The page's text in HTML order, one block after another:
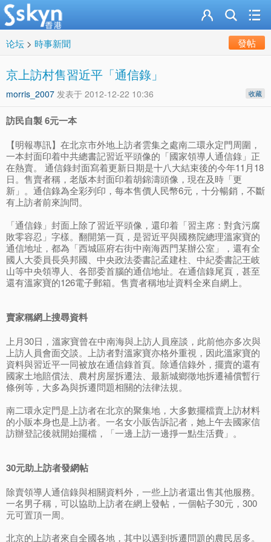
论坛 > 時事新聞 發帖
京上訪村售習近平「通信錄」
收藏
morris_2007 发表于 2012-12-22 10:36
訪民自製 6元一本
【明報專訊】在北京市外地上訪者雲集之處南二環永定門周圍，
一本封面印着中共總書記習近平頭像的「國家領導人通信錄」正
在熱賣。 通信錄封面寫着更新日期是十八大結束後的今年11月18
日。售賣者稱，老版本封面印着胡錦濤頭像，現在及時「更
新」。通信錄為全彩列印，每本售價人民幣6元，十分暢銷，不斷
有上訪者前來詢問。
「通信錄」封面上除了習近平頭像，還印着「習主席：對貪污腐
敗零容忍」字樣。翻開第一頁，是習近平與國務院總理溫家寶的
通信地址，都為「西城區府右街中南海西門某辦公室」，還有全
國人大委員長吳邦國、中央政法委書記孟建柱、中紀委書記王岐
山等中央領導人、各部委首腦的通信地址。在通信錄尾頁，甚至
還有溫家寶的126電子郵箱。售賣者稱地址資料全來自網上。
賣家稱網上搜尋資料
上月30日，溫家寶曾在中南海與上訪人員座談，此前他亦多次與
上訪人員會面交談。上訪者對溫家寶亦格外重視，因此溫家寶的
資料與習近平一同被放在通信錄首頁。除通信錄外，擺賣的還有
國家土地賠償法、農村房屋拆遷法、最新城鄉徵地拆遷補償暫行
條例等，大多為與拆遷問題相關的法律法規。
南二環永定門是上訪者在北京的聚集地，大多數擺檔賣上訪材料
的小販本身也是上訪者。一名女小販告訴記者，她上午去國家信
訪辦登記後就開始擺檔，「一邊上訪一邊掙一點生活費」。
30元助上訪者發網帖
除賣領導人通信錄與相關資料外，一些上訪者還出售其他服務。
一名男子稱，可以協助上訪者在網上發帖，一個帖子30元，300
元可置頂一周。
北京的上訪者來自全國各地，其中以遇到拆遷問題的農民居多。